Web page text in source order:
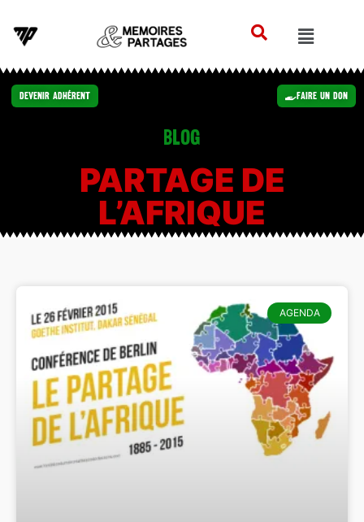
Devenir Adhérent Faire un Don
Blog
PARTAGE DE
L’AFRIQUE
AGENDA